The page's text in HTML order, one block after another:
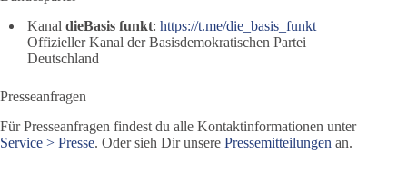
KanaldieBasis funkt:https://t.me/die_basis_funkt
Offizieller Kanal der Basisdemokratischen Partei
Deutschland
Presseanfragen
Für Presseanfragen findest du alle Kontaktinformationen unter
Service > Presse. Oder sieh Dir unsere Pressemitteilungen an.